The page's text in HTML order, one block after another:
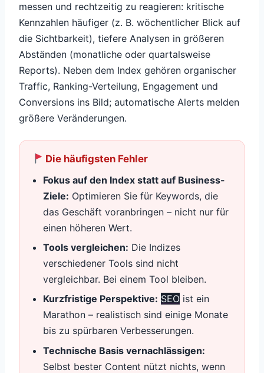
messen und rechtzeitig zu reagieren: kritische
Kennzahlen häufiger (z. B. wöchentlicher Blick auf
die Sichtbarkeit), tiefere Analysen in größeren
Abständen (monatliche oder quartalsweise
Reports). Neben dem Index gehören organischer
Traffic, Ranking-Verteilung, Engagement und
Conversions ins Bild; automatische Alerts melden
größere Veränderungen.
Die häufigsten Fehler
Fokus auf den Index statt auf Business-
Ziele: Optimieren Sie für Keywords, die
das Geschäft voranbringen – nicht nur für
einen höheren Wert.
Tools vergleichen: Die Indizes
verschiedener Tools sind nicht
vergleichbar. Bei einem Tool bleiben.
Kurzfristige Perspektive: SEOist ein
Marathon – realistisch sind einige Monate
bis zu spürbaren Verbesserungen.
Technische Basis vernachlässigen:
Selbst bester Content nützt nichts, wenn